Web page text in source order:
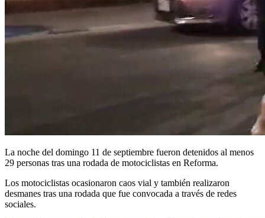
La noche del domingo 11 de septiembre fueron detenidos al menos
29 personas tras una rodada de motociclistas en Reforma.
Los motociclistas ocasionaron caos vial y también realizaron
desmanes tras una rodada que fue convocada a través de redes
sociales.